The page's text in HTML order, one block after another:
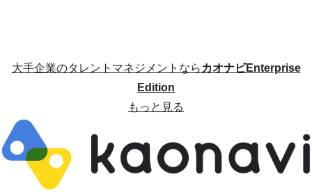
大手企業のタレントマネジメントならカオナビEnterprise
Edition
もっと見る